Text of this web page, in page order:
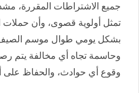
جميع الاشتراطات المقررة،
تمثل أولوية قصوى، وأن حملات
بشكل يومي طوال موسم
وحاسمة تجاه أي مخالفة يتم
وقوع أي حوادث، والحفاظ على